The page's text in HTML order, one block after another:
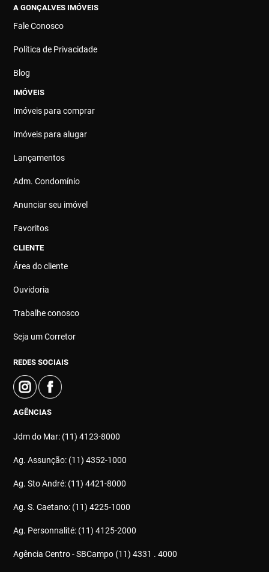
A GONÇALVES IMÓVEIS
Fale Conosco
Política de Privacidade
Blog
IMÓVEIS
Imóveis para comprar
Imóveis para alugar
Lançamentos
Adm. Condomínio
Anunciar seu imóvel
Favoritos
CLIENTE
Área do cliente
Ouvidoria
Trabalhe conosco
Seja um Corretor
REDES SOCIAIS
AGÊNCIAS
Jdm do Mar: (11) 4123-8000
Ag. Assunção: (11) 4352-1000
Ag. Sto André: (11) 4421-8000
Ag. S. Caetano: (11) 4225-1000
Ag. Personnalité: (11) 4125-2000
Agência Centro - SBCampo (11) 4331 . 4000